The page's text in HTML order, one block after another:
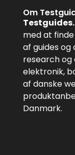
Om
med at
af guides
research og
elektronik,
af danske
Danmark.